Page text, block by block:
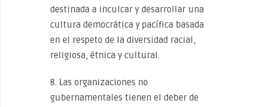
destinada a inculcar y desarrollar una
cultura democrática y pacífica basada
en el respeto de la diversidad racial,
religiosa, étnica y cultural.
8. Las organizaciones no
gubernamentales tienen el deber de